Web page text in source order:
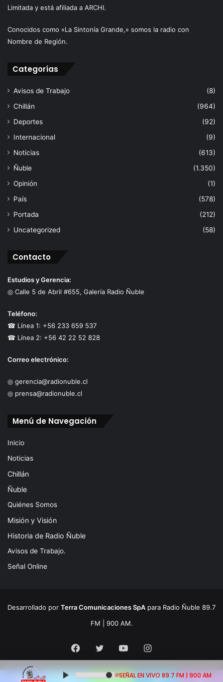
Limitada y está afiliada a ARCHI.
Conocidos como «La Sintonía Grande,» somos la radio con
Nombre de Región.
Categorías
Avisos de Trabajo
(8)
Chillán
(964)
Deportes
(92)
Internacional
(9)
Noticias
(613)
Ñuble
(1.350)
Opinión
(1)
País
(578)
Portada
(212)
Uncategorized
(58)
Contacto
Estudios y Gerencia:
◎ Calle 5 de Abril #655, Galería Radio Ñuble
Teléfono:
☎ Línea 1: +56 233 659 537
☎ Línea 2: +56 42 22 52 828
Correo electrónico:
◎ gerencia@radionuble.cl
◎ prensa@radionuble.cl
Menú de Navegación
Inicio
Noticias
Chillán
Ñuble
Quiénes Somos
Misión y Visión
Historia de Radio Ñuble
Avisos de Trabajo.
Señal Online
Desarrollado por Terra Comunicaciones SpA para Radio Ñuble 89.7
FM | 900 AM.
Facebook
Twitter YouTubeInstagram
SEÑAL EN VIVO 89.7 FM | 900 AM